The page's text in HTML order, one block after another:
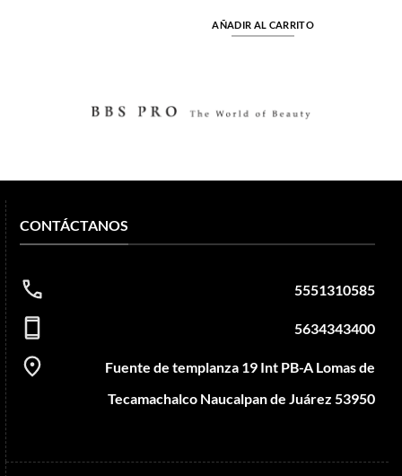
AÑADIR AL CARRITO
CONTÁCTANOS
5551310585
5634343400
Fuente de templanza 19 Int PB-A Lomas de
Tecamachalco Naucalpan de Juárez 53950